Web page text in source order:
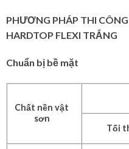
PHƯƠNG PHÁP THI
HARDTOP FLEXI TRẮNG
Chuẩn bị bề mặt
Chất nền vật
sơn
Tối